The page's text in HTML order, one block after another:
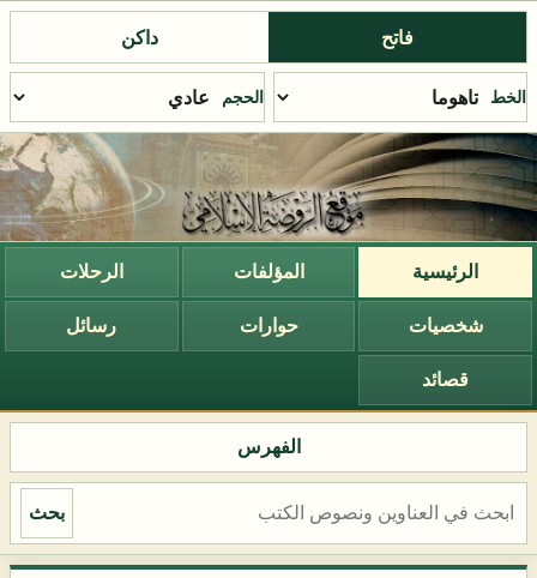
فاتح داكن
الخط الحجم
الرئيسية المؤلفات الرحلات
شخصيات حوارات رسائل
قصائد
الفهرس
بحث